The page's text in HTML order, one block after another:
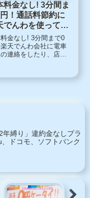
料金なし! 3分間ま
！通話料節約に
でんわを使ってみ
金なし! 3分間まで0
楽天でんわ会社に電車
連絡をしたり、店に
？楽天電話は今月7日
年縛り」違約金なしプラ
、ドコモ、ソフトバンク